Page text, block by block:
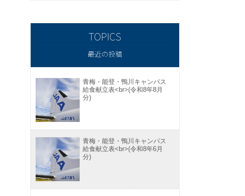
最近の投稿
青梅・能登・鴨川キャンパス
給食献立表<br>(令和8年8月
分)
青梅・能登・鴨川キャンパス
給食献立表<br>(令和8年6月
分)